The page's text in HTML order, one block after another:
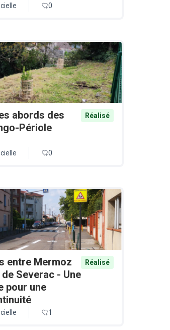
0
abords des
Périole
Réalisé
0
entre Mermoz
Severac - Une
pour une
Réalisé
1